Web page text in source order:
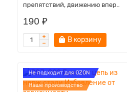
препятствий, движению впер..
190 ₽
В корзину
Не подходит для OZON
Наше производство